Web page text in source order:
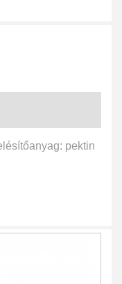
pektin